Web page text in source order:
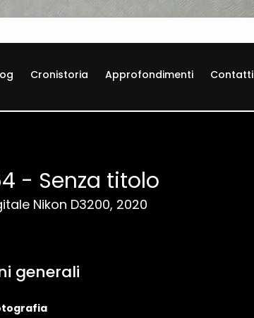
Cronistoria Approfondimenti Contatti
- Senza titolo
Nikon D3200, 2020
generali